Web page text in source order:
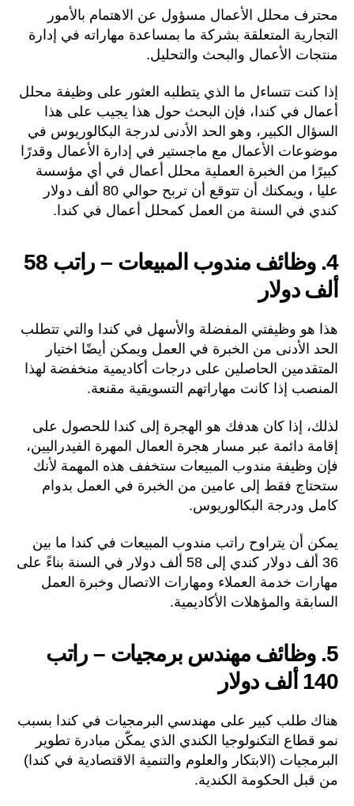
محترف محلل الأعمال مسؤول عن الاهتمام بالأمور
التجارية المتعلقة بشركة ما بمساعدة مهاراته في إدارة
منتجات الأعمال والبحث والتحليل.
إذا كنت تتساءل ما الذي يتطلبه العثور على وظيفة محلل
أعمال في كندا، فإن البحث حول هذا يجيب على هذا
السؤال الكبير، وهو الحد الأدنى لدرجة البكالوريوس في
موضوعات الأعمال مع ماجستير في إدارة الأعمال وقدرًا
كبيرًا من الخبرة العملية محلل أعمال في أي مؤسسة
عليا ، ويمكنك أن تتوقع أن تربح حوالي 80 ألف دولار
كندي في السنة من العمل كمحلل أعمال في كندا.
4. وظائف مندوب المبيعات – راتب 58
ألف دولار
هذا هو وظيفتي المفضلة والأسهل في كندا والتي تتطلب
الحد الأدنى من الخبرة في العمل ويمكن أيضًا اختيار
المتقدمين الحاصلين على درجات أكاديمية منخفضة لهذا
المنصب إذا كانت مهاراتهم التسويقية مقنعة.
لذلك، إذا كان هدفك هو الهجرة إلى كندا للحصول على
إقامة دائمة عبر مسار هجرة العمال المهرة الفيدراليين،
فإن وظيفة مندوب المبيعات ستخفف هذه المهمة لأنك
ستحتاج فقط إلى عامين من الخبرة في العمل بدوام
كامل ودرجة البكالوريوس.
يمكن أن يتراوح راتب مندوب المبيعات في كندا ما بين
36 ألف دولار كندي إلى 58 ألف دولار في السنة بناءً على
مهارات خدمة العملاء ومهارات الاتصال وخبرة العمل
السابقة والمؤهلات الأكاديمية.
5. وظائف مهندس برمجيات – راتب
140 ألف دولار
هناك طلب كبير على مهندسي البرمجيات في كندا بسبب
نمو قطاع التكنولوجيا الكندي الذي يمكّن مبادرة تطوير
البرمجيات (الابتكار والعلوم والتنمية الاقتصادية في كندا)
من قبل الحكومة الكندية.